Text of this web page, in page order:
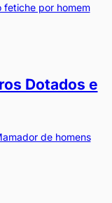
fetiche por homem
Dotados e
de homens